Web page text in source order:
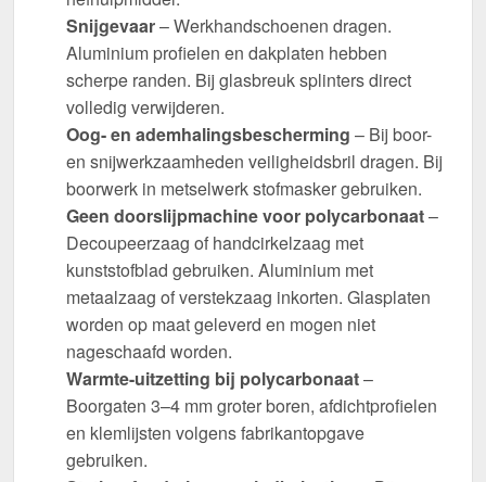
Snijgevaar– Werkhandschoenen dragen.
Aluminium profielen en dakplaten hebben
scherpe randen. Bij glasbreuk splinters direct
volledig verwijderen.
Oog- en ademhalingsbescherming – Bij boor-
en snijwerkzaamheden veiligheidsbril dragen. Bij
boorwerk in metselwerk stofmasker gebruiken.
Geen doorslijpmachine voor polycarbonaat–
Decoupeerzaag of handcirkelzaag met
kunststofblad gebruiken. Aluminium met
metaalzaag of verstekzaag inkorten. Glasplaten
worden op maat geleverd en mogen niet
nageschaafd worden.
Warmte-uitzetting bij polycarbonaat–
Boorgaten 3–4 mm groter boren, afdichtprofielen
en klemlijsten volgens fabrikantopgave
gebruiken.